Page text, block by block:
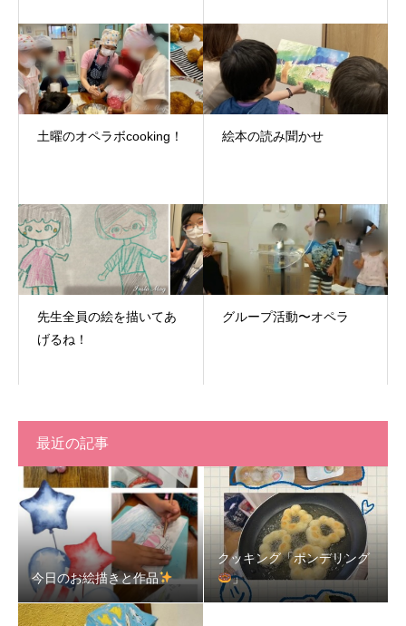
土曜のオペラボcooking！ 絵本の読み聞かせ
先生全員の絵を描いてあ
げるね！
グループ活動〜オペラ
最近の記事
今日のお絵描きと作品
クッキング「ポンデリング
」